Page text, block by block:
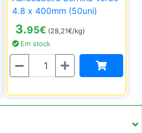
4.8 x 400mm (50uni)
3.95€ (28,21€/kg)
Em stock
Quantidade